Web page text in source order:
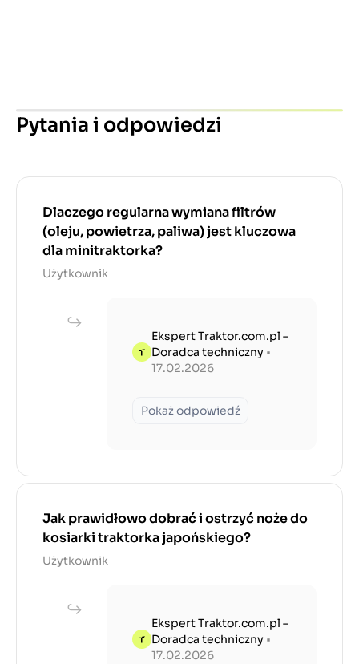
Pytania i odpowiedzi
Dlaczego regularna wymiana filtrów
(oleju, powietrza, paliwa) jest kluczowa
dla minitraktorka?
Użytkownik
Ekspert Traktor.com.pl –
Doradca techniczny •
17.02.2026
Pokaż odpowiedź
Jak prawidłowo dobrać i ostrzyć noże do
kosiarki traktorka japońskiego?
Użytkownik
Ekspert Traktor.com.pl –
Doradca techniczny •
17.02.2026